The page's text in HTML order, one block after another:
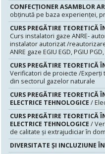
CONFECȚIONER ASAMBLOR
obținută pe baza experienței,
CURS PREGĂTIRE TEORETICĂ
Curs instalatori gaze ANRE-
instalator autorizat /
ANRE gaze EGIU EGD, PGIU
CURS PREGĂTIRE TEORETICĂ
Verificatori de proiecte /
din sectorul gazelor naturale
CURS PREGĂTIRE
ELECTRICE TEHNOLOGICE /
CURS PREGĂTIRE
ELECTRICE TEHNOLOGICE /
de calitate şi extrajudiciar în
DIVERSITATE ȘI INCLUZIUNE